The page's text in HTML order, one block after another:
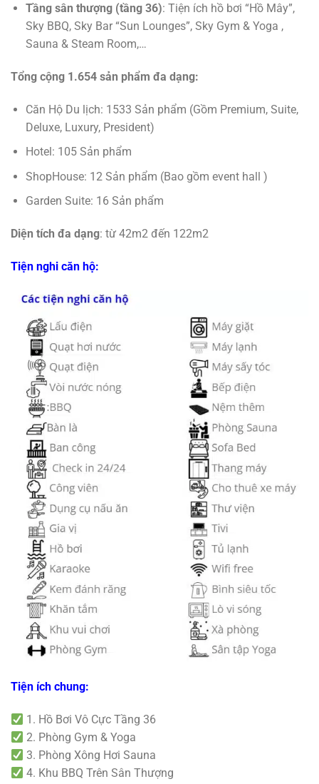
Tầng sân thượng (tầng 36): Tiện ích hồ bơi “Hồ Mây”,
Sky BBQ, Sky Bar “Sun Lounges”, Sky Gym & Yoga ,
Sauna & Steam Room,…
Tổng cộng 1.654 sản phẩm đa dạng:
Căn Hộ Du lịch: 1533 Sản phẩm (Gồm Premium, Suite,
Deluxe, Luxury, President)
Hotel: 105 Sản phẩm
ShopHouse: 12 Sản phẩm (Bao gồm event hall )
Garden Suite: 16 Sản phẩm
Diện tích đa dạng: từ 42m2 đến 122m2
Tiện nghi căn hộ:
Tiện ích chung:
1. Hồ Bơi Vô Cực Tầng 36
2. Phòng Gym & Yoga
3. Phòng Xông Hơi Sauna
4. Khu BBQ Trên Sân Thượng